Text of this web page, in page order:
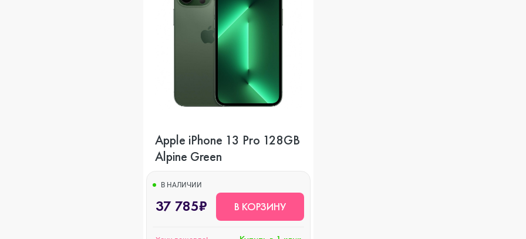
Apple iPhone 13 Pro 128GB
Alpine Green
В НАЛИЧИИ
37 785₽ В КОРЗИНУ